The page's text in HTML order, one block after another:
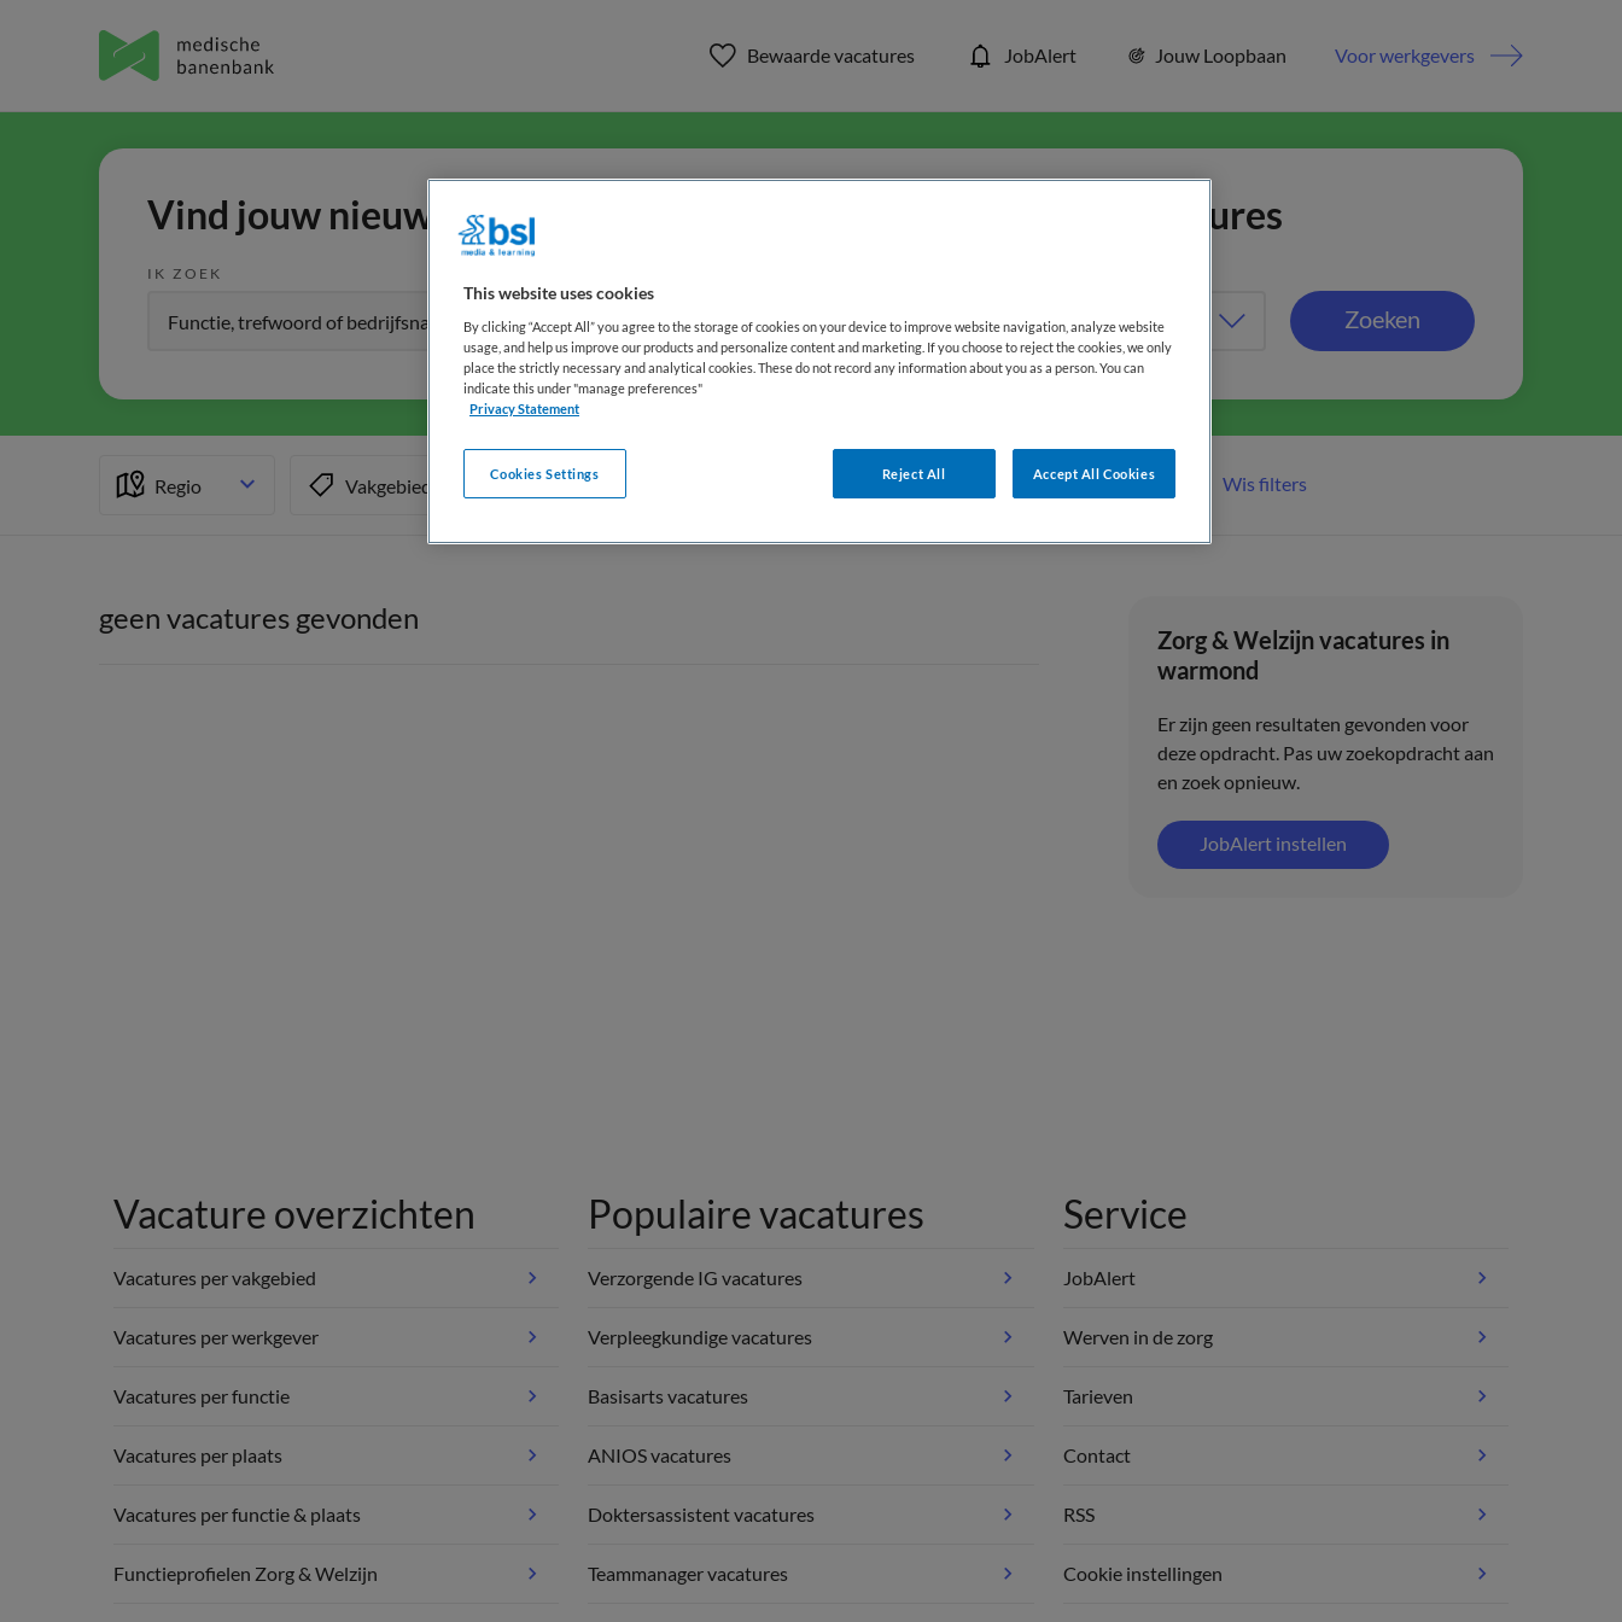
Bewaarde vacatures JobAlert Jouw Loopbaan Voor werkgevers
Vind jouw nieuwe baan in ons aanbod van zorg & welzijn vacatures
IK ZOEK
Zoeken
Regio Vakgebied Functiegebied Opleiding Meer filters Wis filters
Zorg & Welzijn vacatures in
warmond
Er zijn geen resultaten gevonden voor
deze opdracht. Pas uw zoekopdracht aan
en zoek opnieuw.
JobAlert instellen
geen vacatures gevonden
Vacature overzichten
Vacatures per vakgebied
Vacatures per werkgever
Vacatures per functie
Vacatures per plaats
Vacatures per functie & plaats
Functieprofielen Zorg & Welzijn
Populaire vacatures
Verzorgende IG vacatures
Verpleegkundige vacatures
Basisarts vacatures
ANIOS vacatures
Doktersassistent vacatures
Teammanager vacatures
Service
JobAlert
Werven in de zorg
Tarieven
Contact
RSS
Cookie instellingen
This website uses cookies
By clicking “Accept All” you agree to the storage of cookies on your device to improve website navigation, analyze website
usage, and help us improve our products and personalize content and marketing. If you choose to reject the cookies, we only
place the strictly necessary and analytical cookies. These do not record any information about you as a person. You can
indicate this under "manage preferences"
Privacy Statement
Reject All Accept All Cookies
Cookies Settings